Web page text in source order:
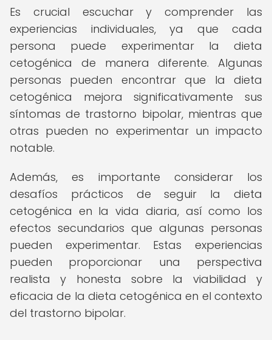
Es crucial escuchar y comprender las
experiencias individuales, ya que cada
persona puede experimentar la dieta
cetogénica de manera diferente. Algunas
personas pueden encontrar que la dieta
cetogénica mejora significativamente sus
síntomas de trastorno bipolar, mientras que
otras pueden no experimentar un impacto
notable.
Además, es importante considerar los
desafíos prácticos de seguir la dieta
cetogénica en la vida diaria, así como los
efectos secundarios que algunas personas
pueden experimentar. Estas experiencias
pueden proporcionar una perspectiva
realista y honesta sobre la viabilidad y
eficacia de la dieta cetogénica en el contexto
del trastorno bipolar.